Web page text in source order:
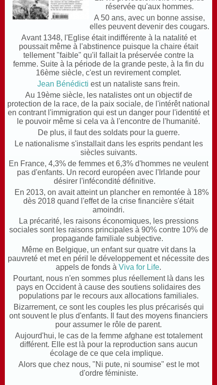
réservée qu'aux hommes.
A 50 ans, avec un bonne assise,
elles peuvent devenir des cougars.
Avant 1348, l'Eglise était indifférente à la natalité et
poussait même à l'abstinence puisque la chaire était
tellement "faible" qu'il fallait la préservée contre la
femme. Suite à la période de la grande peste, à la fin du
16ème siècle, c'est un revirement complet.
Jean Bénédicti est un nataliste sans frein.
Au 19ème siècle, les natalistes ont un objectif de
protection de la race, de la paix sociale, de l'intérêt national
en contrant l'immigration qui est un danger pour l'identité et
le pouvoir même si cela va à l'encontre de l'humanité.
De plus, il faut des soldats pour la guerre.
Le nationalisme s'installait dans les esprits pendant les
siècles suivants.
En France, 4,3% de femmes et 6,3% d'hommes ne veulent
pas d'enfants. Un record européen avec l'Irlande pour
désirer l'infécondité définitive.
En 2013, on avait atteint un plancher en remontée à 18%
dès 2018 quand l'effet de la crise financière s'était
amoindri.
La précarité, les raisons économiques, les pressions
sociales sont les raisons principales à 90% contre 10% de
propagande familiale subjective.
Même en Belgique, un enfant sur quatre vit dans la
pauvreté et met en péril le développement et nécessite des
appels de fonds à Viva for Life.
Pourtant, nous n'en sommes plus réellement là dans les
pays en Occident à cause des soutiens solidaires des
populations par le recours aux allocations familiales.
Bizarrement, ce sont les couples les plus précarisés qui
ont souvent le plus d'enfants. Il faut des moyens financiers
pour assumer le rôle de parent.
Aujourd'hui, le cas de la femme afghane est totalement
différent. Elle est là pour la reproduction sans aucun
écolage de ce que cela implique.
Alors que chez nous, "Ni pute, ni soumise" est le mot
d'ordre féministe.